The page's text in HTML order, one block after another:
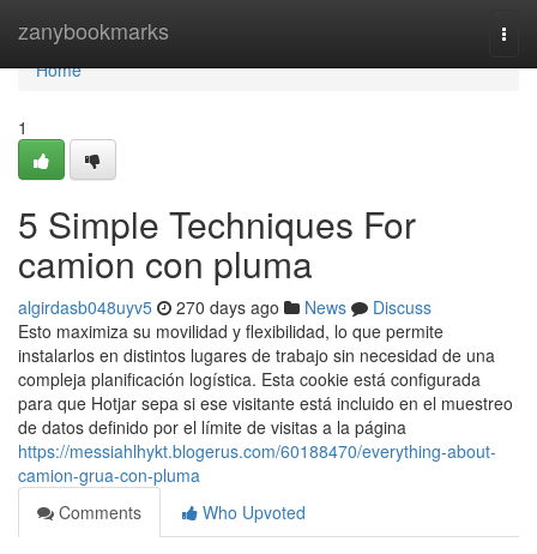
zanybookmarks
Home
Home
1
5 Simple Techniques For
camion con pluma
algirdasb048uyv5 270 days ago News
Discuss
Esto maximiza su movilidad y flexibilidad, lo que permite
instalarlos en distintos lugares de trabajo sin necesidad de una
compleja planificación logística. Esta cookie está configurada
para que Hotjar sepa si ese visitante está incluido en el muestreo
de datos definido por el límite de visitas a la página
https://messiahlhykt.blogerus.com/60188470/everything-about-
camion-grua-con-pluma
Comments
Who Upvoted